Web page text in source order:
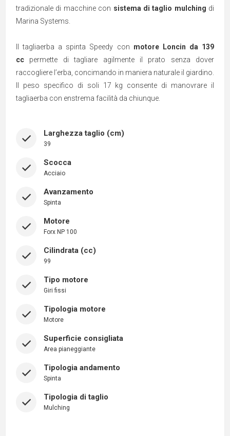
tradizionale di macchine con sistema di taglio mulching di
Marina Systems.
Il tagliaerba a spinta Speedy con motore Loncin da 139
cc permette di tagliare agilmente il prato senza dover
raccogliere l’erba, concimando in maniera naturale il giardino.
Il peso specifico di soli 17 kg consente di manovrare il
tagliaerba con enstrema facilità da chiunque.
Larghezza taglio (cm)
39
Scocca
Acciaio
Avanzamento
Spinta
Motore
Forx NP 100
Cilindrata (cc)
99
Tipo motore
Giri fissi
Tipologia motore
Motore
Superficie consigliata
Area pianeggiante
Tipologia andamento
Spinta
Tipologia di taglio
Mulching